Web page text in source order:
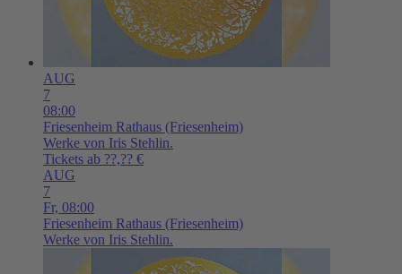
AUG
7
08:00
Friesenheim Rathaus (Friesenheim)
Werke von Iris Stehlin.
Tickets ab ??,?? €
AUG
7
Fr, 08:00
Friesenheim Rathaus (Friesenheim)
Werke von Iris Stehlin.